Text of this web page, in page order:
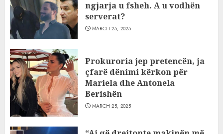
ngjarja u fsheh. A u vodhën
serverat?
MARCH 25, 2025
Prokuroria jep pretencën, ja
çfarë dënimi kërkon për
Mariela dhe Antonela
Berishën
MARCH 25, 2025